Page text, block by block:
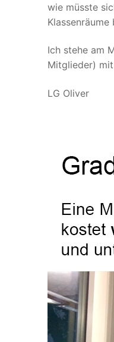
wie müsste
Ich stehe am
Mitglieder)
LG Oliver